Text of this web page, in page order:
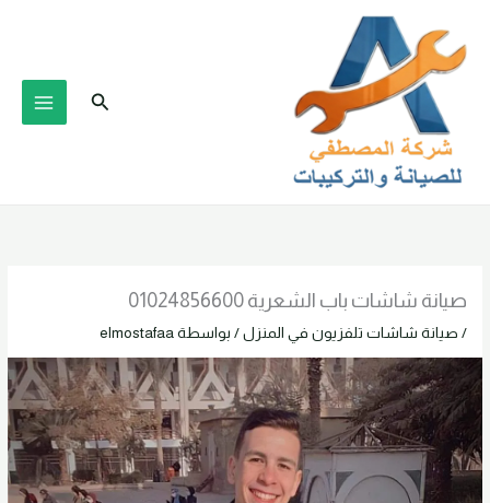
المحتوى
البحث
صيانة شاشات باب الشعرية 01024856600
/ صيانة شاشات تلفزيون في المنزل / بواسطة elmostafaa